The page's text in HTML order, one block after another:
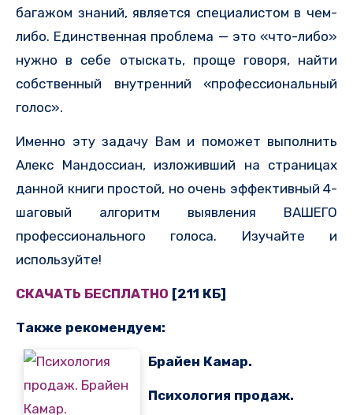
багажом знаний, является специалистом в чем-
либо. Единственная проблема — это «что-либо»
нужно в себе отыскать, проще говоря, найти
собственный внутренний «профессиональный
голос».
Именно эту задачу Вам и поможет выполнить
Алекс Мандоссиан, изложивший на страницах
данной книги простой, но очень эффективный 4-
шаговый алгоритм выявления ВАШЕГО
профессионального голоса. Изучайте и
используйте!
СКАЧАТЬ БЕСПЛАТНО [211 КБ]
Также рекомендуем:
Брайен Камар.
Психология продаж.